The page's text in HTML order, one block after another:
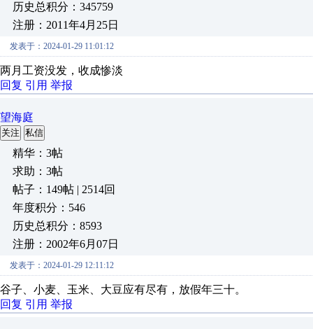
历史总积分：345759
注册：2011年4月25日
发表于：2024-01-29 11:01:12
两月工资没发，收成惨淡
回复 引用 举报
望海庭
关注 私信
精华：3帖
求助：3帖
帖子：149帖 | 2514回
年度积分：546
历史总积分：8593
注册：2002年6月07日
发表于：2024-01-29 12:11:12
谷子、小麦、玉米、大豆应有尽有，放假年三十。
回复 引用 举报